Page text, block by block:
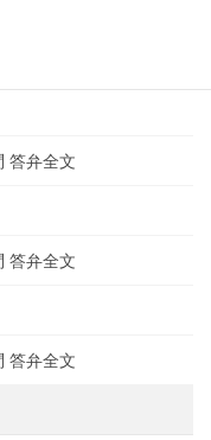
答弁全文
答弁全文
答弁全文